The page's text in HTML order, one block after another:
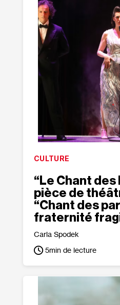
CULTURE
“Le Chant des
pièce de
“Chant des
fraternité
Carla Spodek
5min de lecture